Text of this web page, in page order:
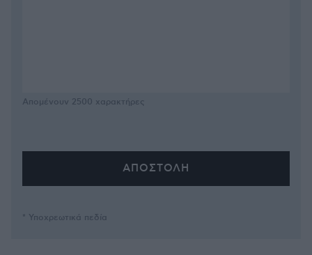
Απομένουν 2500 χαρακτήρες
* Υποχρεωτικά πεδία